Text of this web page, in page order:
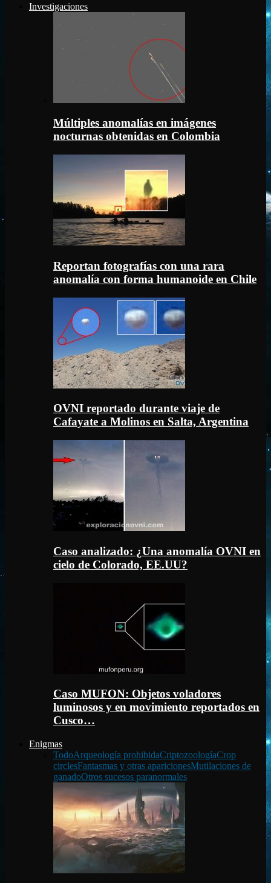
Investigaciones
Múltiples anomalías en imágenes
nocturnas obtenidas en Colombia
Reportan fotografías con una rara
anomalía con forma humanoide en Chile
OVNI reportado durante viaje de
Cafayate a Molinos en Salta, Argentina
Caso analizado: ¿Una anomalía OVNI en
cielo de Colorado, EE.UU?
Caso MUFON: Objetos voladores
luminosos y en movimiento reportados en
Cusco…
Enigmas
TodoArqueología prohibidaCriptozoologíaCrop
circlesFantasmas y otras aparicionesMutilaciones de
ganadoOtros sucesos paranormales